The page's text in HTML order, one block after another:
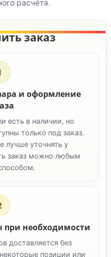
расчёта.
заказ
и оформление
есть в наличии, но
только под заказ.
лучше уточнять у
заказ можно любым
при необходимости
доставляется без
позиции или